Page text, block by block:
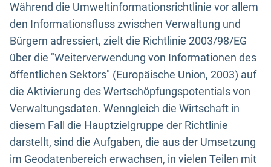
Während die Umweltinformationsrichtlinie vor allem
den Informationsfluss zwischen Verwaltung und
Bürgern adressiert, zielt die Richtlinie 2003/98/EG
über die "Weiterverwendung von Informationen des
öffentlichen Sektors" (Europäische Union, 2003) auf
die Aktivierung des Wertschöpfungspotentials von
Verwaltungsdaten. Wenngleich die Wirtschaft in
diesem Fall die Hauptzielgruppe der Richtlinie
darstellt, sind die Aufgaben, die aus der Umsetzung
im Geodatenbereich erwachsen, in vielen Teilen mit